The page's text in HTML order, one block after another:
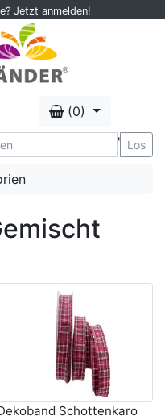
Jetzt anmelden!
(0)
' Los
Schottenkaro